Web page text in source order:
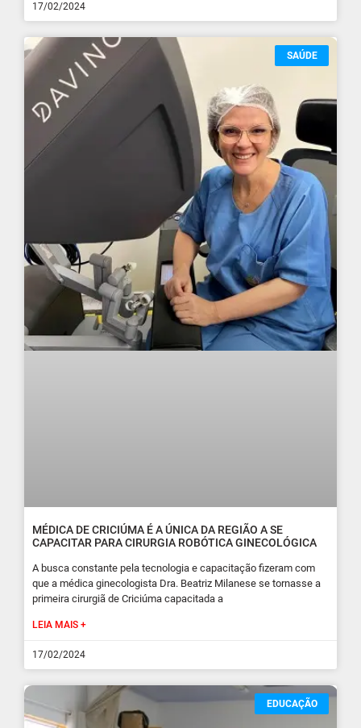
17/02/2024
SAÚDE
MÉDICA DE CRICIÚMA É A ÚNICA DA REGIÃO A SE
CAPACITAR PARA CIRURGIA ROBÓTICA GINECOLÓGICA
A busca constante pela tecnologia e capacitação fizeram com
que a médica ginecologista Dra. Beatriz Milanese se tornasse a
primeira cirurgiã de Criciúma capacitada a
LEIA MAIS +
17/02/2024
EDUCAÇÃO